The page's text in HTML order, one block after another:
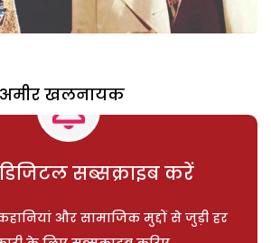
अमीर खलनायक
सब्सक्राइब करें
और सामाजिक मुद्दों से जुड़ी हर